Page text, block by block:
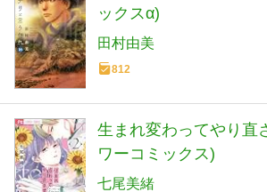
ックスα)
田村由美
812
生まれ変わってやり直
ワーコミックス)
七尾美緒